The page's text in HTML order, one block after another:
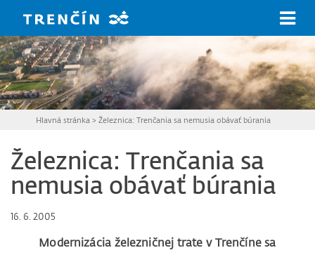
Hlavná stránka >Železnica: Trenčania sa nemusia obávať búrania
Železnica: Trenčania sa
nemusia obávať búrania
16. 6. 2005
Modernizácia železničnej trate v Trenčíne sa